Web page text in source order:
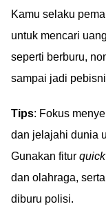
Kamu selaku
untuk mencari
seperti berburu,
sampai jadi
Tips: Fokus
dan jelajahi dunia
Gunakan fitur
dan olahraga,
diburu polisi.